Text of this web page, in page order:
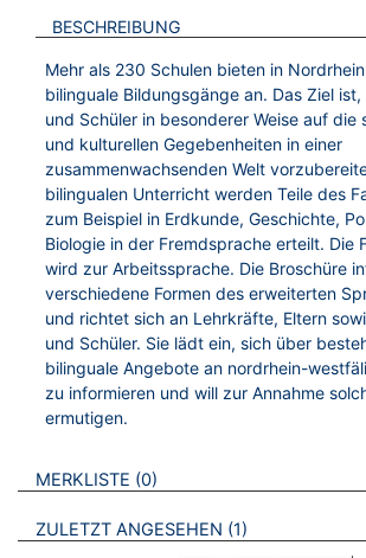
BESCHREIBUNG
Mehr als 230 Schulen bieten in
bilinguale Bildungsgänge an. Das Ziel ist,
und Schüler in besonderer Weise auf die
und kulturellen Gegebenheiten in einer
zusammenwachsenden Welt
bilingualen Unterricht werden Teile des
zum Beispiel in Erdkunde, Geschichte,
Biologie in der Fremdsprache erteilt. Die
wird zur Arbeitssprache. Die Broschüre
verschiedene Formen des erweiterten
und richtet sich an Lehrkräfte, Eltern
und Schüler. Sie lädt ein, sich über
bilinguale Angebote an nordrhein-
zu informieren und will zur Annahme
ermutigen.
VERWEISE AUF VERMERKTE- ODER
MERKLISTE 0 BROSCHÜREN
ZULETZT ANGESEHEN 1 BROSCHÜREN